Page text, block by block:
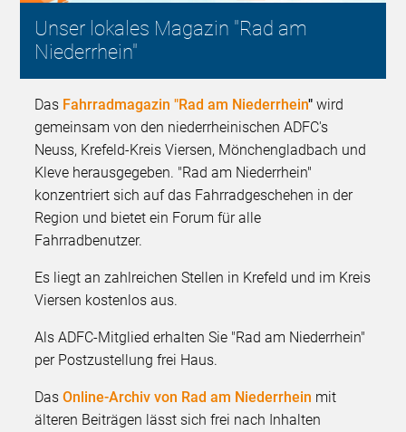
Unser lokales Magazin "Rad am
Niederrhein"
Das Fahrradmagazin "Rad am Niederrhein"wird
gemeinsam von den niederrheinischen ADFC's
Neuss, Krefeld-Kreis Viersen, Mönchengladbach und
Kleve herausgegeben. "Rad am Niederrhein"
konzentriert sich auf das Fahrradgeschehen in der
Region und bietet ein Forum für alle
Fahrradbenutzer.
Es liegt an zahlreichen Stellen in Krefeld und im Kreis
Viersen kostenlos aus.
Als ADFC-Mitglied erhalten Sie "Rad am Niederrhein"
per Postzustellung frei Haus.
DasOnline-Archiv von Rad am Niederrhein mit
älteren Beiträgen lässt sich frei nach Inhalten